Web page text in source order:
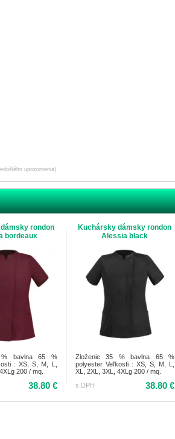
upozornenia)
rondon
bordeaux
% bavlna 65 %
: XS, S, M, L,
200 / mq.
38.80 €
Kuchársky dámsky rondon
Alessia black
Zloženie 35 % bavlna 65 %
polyester Veľkosti : XS, S, M, L,
XL, 2XL, 3XL, 4XLg 200 / mq.
s DPH
38.80 €